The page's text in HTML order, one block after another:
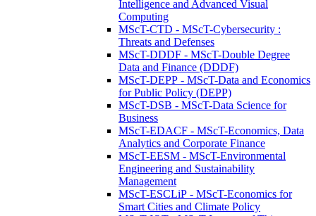
Intelligence and Advanced Visual
Computing
MScT-CTD - MScT-Cybersecurity :
Threats and Defenses
MScT-DDDF - MScT-Double Degree
Data and Finance (DDDF)
MScT-DEPP - MScT-Data and Economics
for Public Policy (DEPP)
MScT-DSB - MScT-Data Science for
Business
MScT-EDACF - MScT-Economics, Data
Analytics and Corporate Finance
MScT-EESM - MScT-Environmental
Engineering and Sustainability
Management
MScT-ESCLiP - MScT-Economics for
Smart Cities and Climate Policy